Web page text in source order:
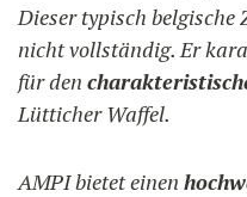
Dieser typisch belgische
nicht vollständig. Er
für den
Lütticher Waffel.
AMPI bietet einen